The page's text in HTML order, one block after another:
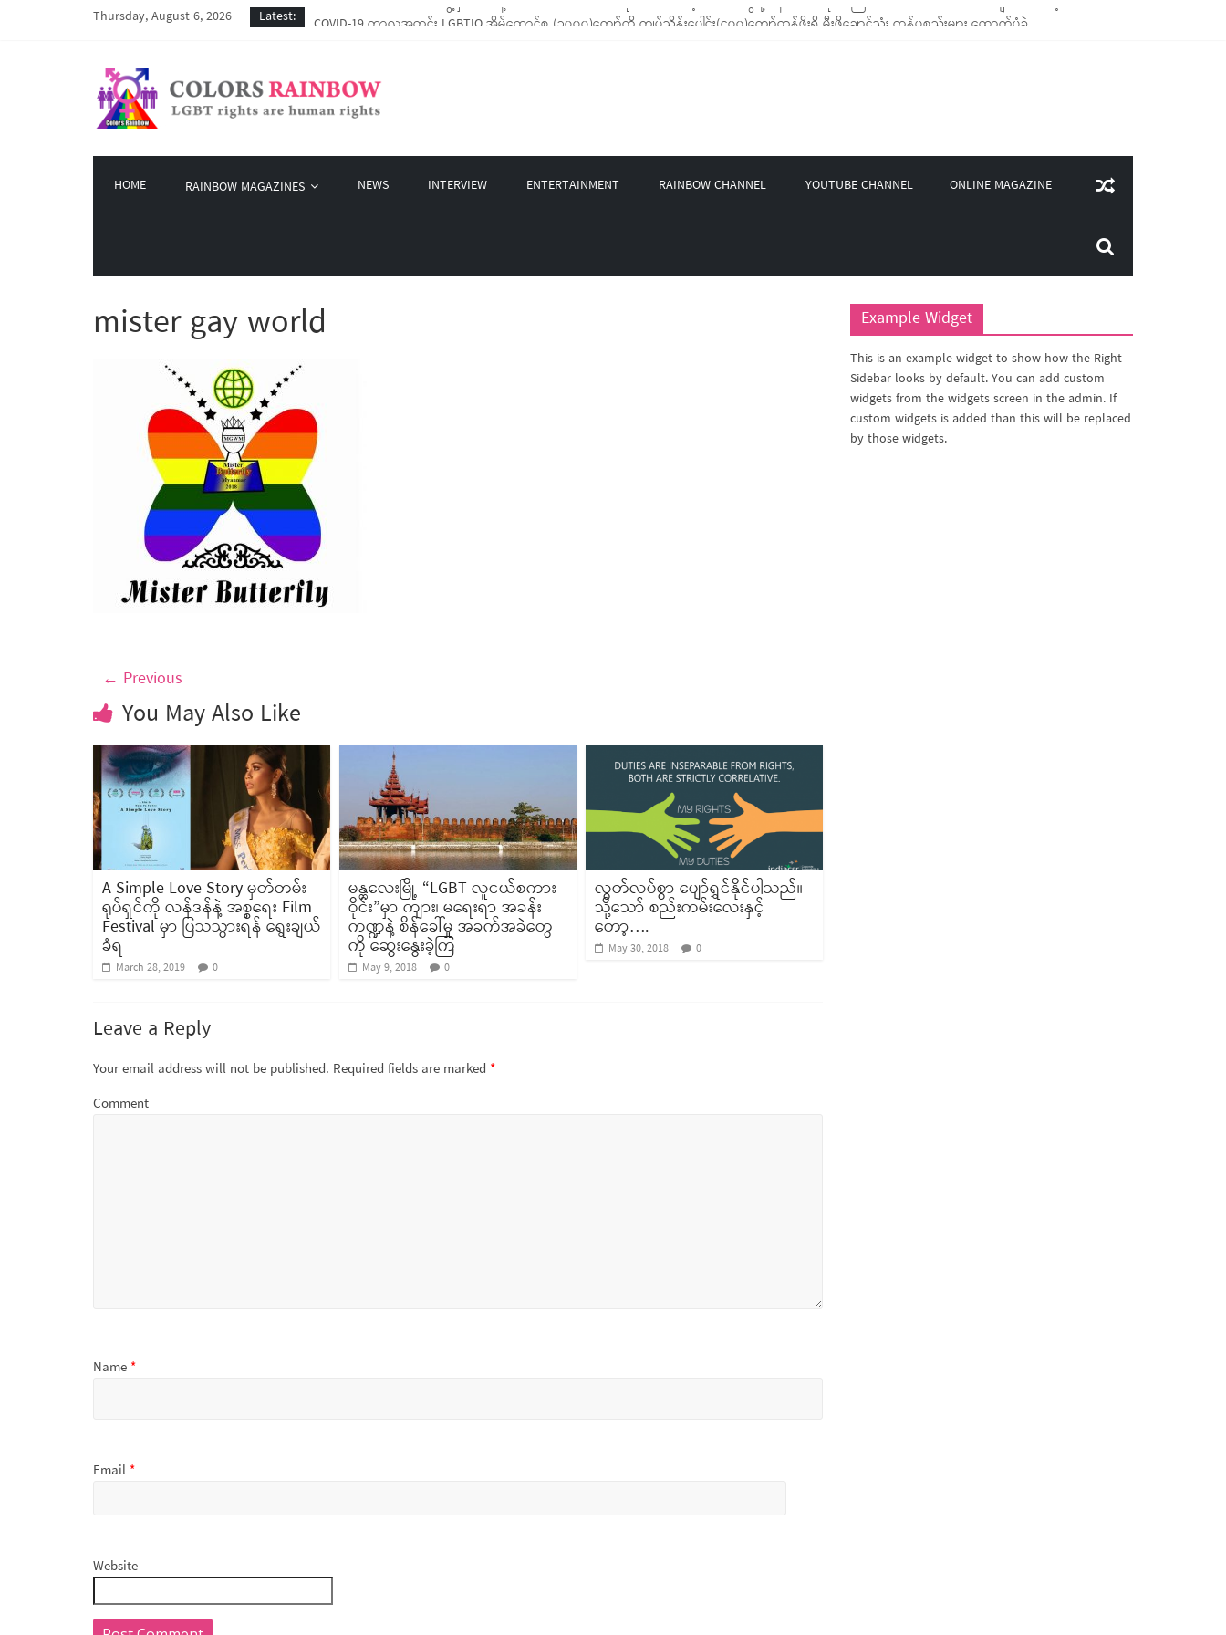
Thursday, August 6, 2026 Latest:
COVID-19 ကာလအတွင်း LGBTIQ အိမ်ထောင်စု (၁၀၀၀)ကျော်ကို ကျပ်သိန်းပေါင်း(၄၀၀)ကျော်တန်ဖိုးရှိ မီးဖိုချောင်သုံး ကုန်ပစ္စည်းများ ထောက်ပံ့ခဲ့
Colors Rainbow မှ စက်တင်ဘာလအတွင်း အွန်လိုင်းသင်တန်းနှစ်ခု ဖွင့်လှစ်ပေးနိုင်ခဲ့
Rainbow Katha LGBT အဖွဲ့မှ Mask နဲ့ Colors Rainbow က ထုတ်ဝေထားတဲ့ LGBT တွေရဲ့ နောက်ခံသမိုင်းကြောင်းပါ လက်ကမ်းစာစောင်များ ပေးဝေခဲ့
HOME RAINBOW MAGAZINES NEWS INTERVIEW ENTERTAINMENT RAINBOW CHANNEL YOUTUBE CHANNEL ONLINE MAGAZINE
mister gay world
← Previous
You May Also Like
A Simple Love Story မှတ်တမ်း
ရုပ်ရှင်ကို လန်ဒန်နဲ့ အစ္စရေး Film
Festival မှာ ပြသသွားရန် ရွေးချယ်
ခံရ
March 28, 2019 0
မန္တလေးမြို့ “LGBT လူငယ်စကား
ဝိုင်း”မှာ ကျား၊ မရေးရာ အခန်း
ကဏ္ဍနဲ့ စိန်ခေါ်မှု အခက်အခဲတွေ
ကို ဆွေးနွေးခဲ့ကြ
May 9, 2018 0
လွတ်လပ်စွာ ပျော်ရွှင်နိုင်ပါသည်။
သို့သော် စည်းကမ်းလေးနှင့်
တော့….
May 30, 2018 0
Leave a Reply
Your email address will not be published. Required fields are marked *
Comment
Name *
Email *
Website
Example Widget
This is an example widget to show how the Right
Sidebar looks by default. You can add custom
widgets from the widgets screen in the admin. If
custom widgets is added than this will be replaced
by those widgets.